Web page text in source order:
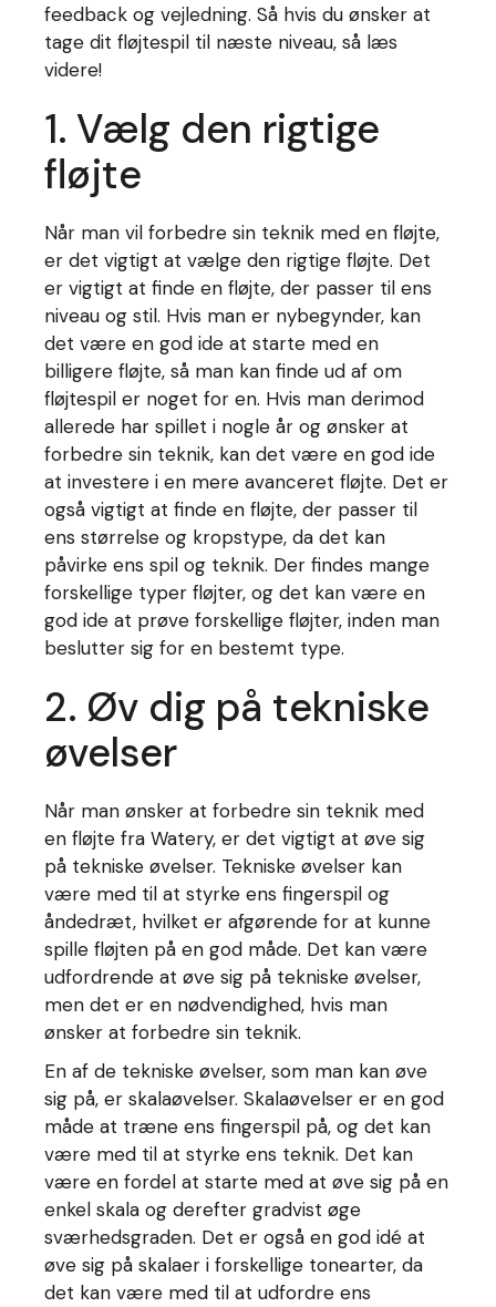
feedback og vejledning. Så hvis du ønsker at
tage dit fløjtespil til næste niveau, så læs
videre!
1. Vælg den rigtige
fløjte
Når man vil forbedre sin teknik med en fløjte,
er det vigtigt at vælge den rigtige fløjte. Det
er vigtigt at finde en fløjte, der passer til ens
niveau og stil. Hvis man er nybegynder, kan
det være en god ide at starte med en
billigere fløjte, så man kan finde ud af om
fløjtespil er noget for en. Hvis man derimod
allerede har spillet i nogle år og ønsker at
forbedre sin teknik, kan det være en god ide
at investere i en mere avanceret fløjte. Det er
også vigtigt at finde en fløjte, der passer til
ens størrelse og kropstype, da det kan
påvirke ens spil og teknik. Der findes mange
forskellige typer fløjter, og det kan være en
god ide at prøve forskellige fløjter, inden man
beslutter sig for en bestemt type.
2. Øv dig på tekniske
øvelser
Når man ønsker at forbedre sin teknik med
en fløjte fra Watery, er det vigtigt at øve sig
på tekniske øvelser. Tekniske øvelser kan
være med til at styrke ens fingerspil og
åndedræt, hvilket er afgørende for at kunne
spille fløjten på en god måde. Det kan være
udfordrende at øve sig på tekniske øvelser,
men det er en nødvendighed, hvis man
ønsker at forbedre sin teknik.
En af de tekniske øvelser, som man kan øve
sig på, er skalaøvelser. Skalaøvelser er en god
måde at træne ens fingerspil på, og det kan
være med til at styrke ens teknik. Det kan
være en fordel at starte med at øve sig på en
enkel skala og derefter gradvist øge
sværhedsgraden. Det er også en god idé at
øve sig på skalaer i forskellige tonearter, da
det kan være med til at udfordre ens